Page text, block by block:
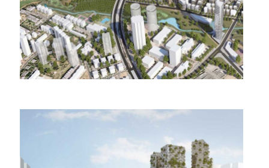
דופן הקרייה (דופן קפלן) תל
אביב